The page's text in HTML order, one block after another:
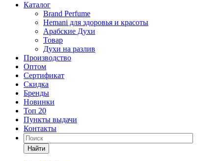
Каталог
Brand Perfume
Hemani для здоровья и красоты
Арабские Духи
Товар
Духи на разлив
Производство
Оптом
Сертификат
Скидка
Бренды
Новинки
Топ 20
Пункты выдачи
Контакты
Найти